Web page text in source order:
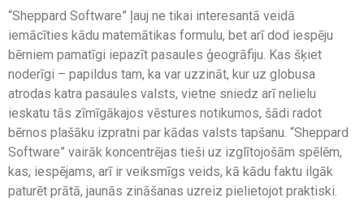
“Sheppard Software” ļauj ne tikai interesantā veidā
iemācīties kādu matemātikas formulu, bet arī dod iespēju
bērniem pamatīgi iepazīt pasaules ģeogrāfiju. Kas šķiet
noderīgi – papildus tam, ka var uzzināt, kur uz globusa
atrodas katra pasaules valsts, vietne sniedz arī nelielu
ieskatu tās zīmīgākajos vēstures notikumos, šādi radot
bērnos plašāku izpratni par kādas valsts tapšanu. “Sheppard
Software” vairāk koncentrējas tieši uz izglītojošām spēlēm,
kas, iespējams, arī ir veiksmīgs veids, kā kādu faktu ilgāk
paturēt prātā, jaunās zināšanas uzreiz pielietojot praktiski.